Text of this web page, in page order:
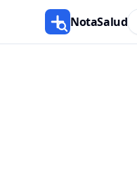
NotaSalud